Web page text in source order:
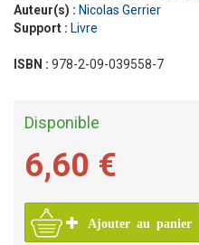
Auteur(s) : Nicolas Gerrier
Support : Livre
ISBN : 978-2-09-039558-7
Disponible
6,60 €
Ajouter au panier